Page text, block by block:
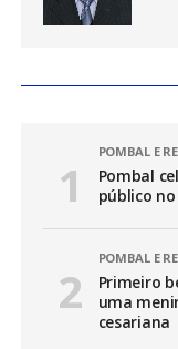
POMBAL E
Pombal
público
POMBAL E
Primeiro
uma
cesariana